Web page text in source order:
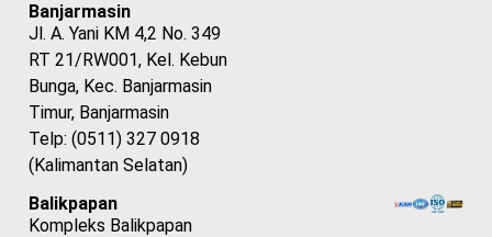
Banjarmasin
Jl. A. Yani KM 4,2 No. 349
RT 21/RW001, Kel. Kebun
Bunga, Kec. Banjarmasin
Timur, Banjarmasin
Telp: (0511) 327 0918
(Kalimantan Selatan)
Balikpapan
Kompleks Balikpapan